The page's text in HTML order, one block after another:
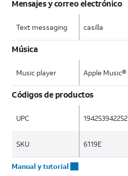
Mensajes y correo electrónico
Text messaging casilla
Música
Music player Apple Music®
Códigos de productos
UPC 194253942252
SKU 6119E
Manual y tutorial